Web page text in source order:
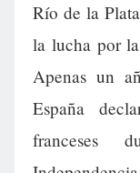
Río de la
la lucha por
Apenas un
España
franceses